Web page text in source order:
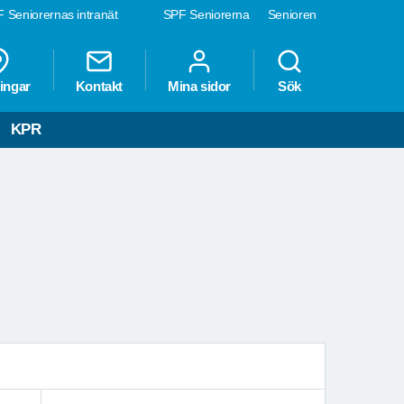
SPF Seniorerna Senioren
Seniorernas intranät
Kontakt Mina sidor Sök
KPR